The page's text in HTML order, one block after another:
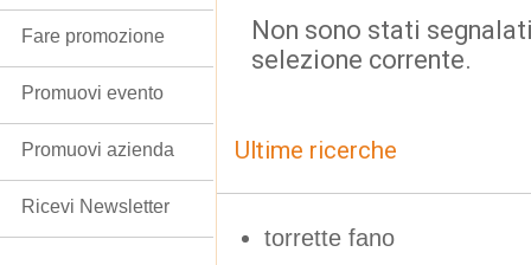
Non sono stati
selezione corrente.
Ultime ricerche
torrette fano
Fare promozione
Promuovi evento
Promuovi azienda
Ricevi Newsletter